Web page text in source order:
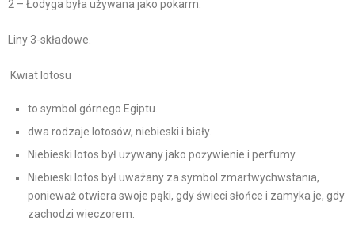
2 – Łodyga była używana jako pokarm.
Liny 3-składowe.
Kwiat lotosu
to symbol górnego Egiptu.
dwa rodzaje lotosów, niebieski i biały.
Niebieski lotos był używany jako pożywienie i perfumy.
Niebieski lotos był uważany za symbol zmartwychwstania,
ponieważ otwiera swoje pąki, gdy świeci słońce i zamyka je, gdy
zachodzi wieczorem.